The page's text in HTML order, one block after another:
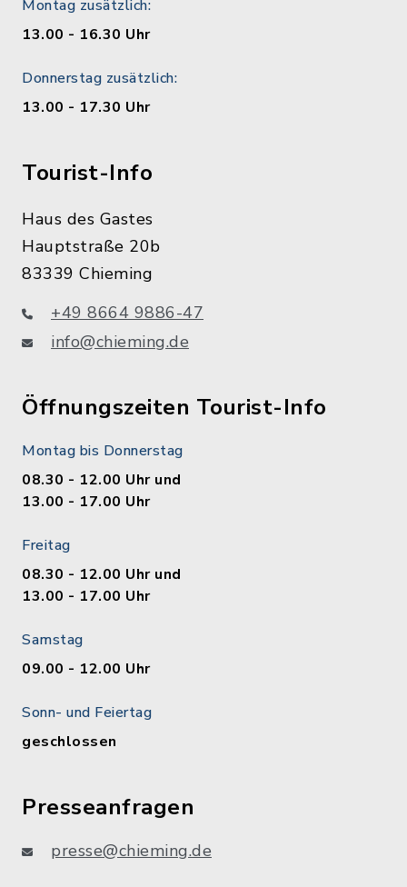
Montag zusätzlich:
13.00 - 16.30 Uhr
Donnerstag zusätzlich:
13.00 - 17.30 Uhr
Tourist-Info
Haus des Gastes
Hauptstraße 20b
83339 Chieming
+49 8664 9886-47
info@chieming.de
Öffnungszeiten Tourist-Info
Montag bis Donnerstag
08.30 - 12.00 Uhr und
13.00 - 17.00 Uhr
Freitag
08.30 - 12.00 Uhr und
13.00 - 17.00 Uhr
Samstag
09.00 - 12.00 Uhr
Sonn- und Feiertag
geschlossen
Presseanfragen
presse@chieming.de